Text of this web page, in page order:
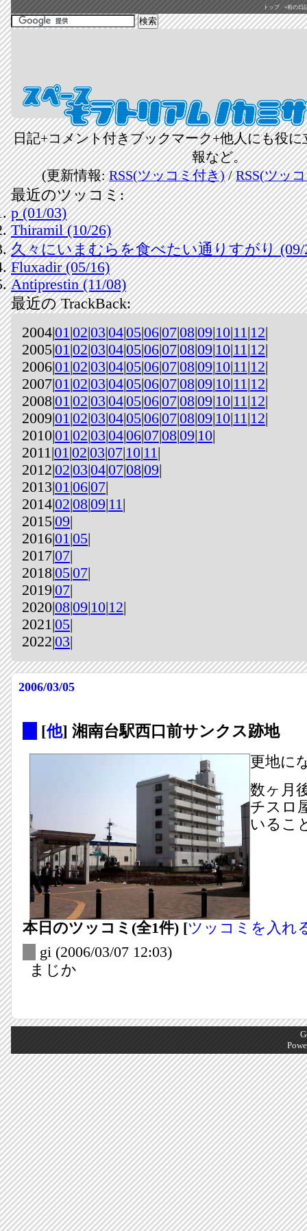
トップ «前の日
日記+コメント付きブックマーク+他人にも役
報など。
(更新情報:RSS(ツッコミ付き)/RSS(ツッ
最近のツッコミ:
p (01/03)
Thiramil (10/26)
久々にいまむらを食べたい通りすがり (09/
Fluxadir (05/16)
Antiprestin (11/08)
最近の TrackBack:
2004|01|02|03|04|05|06|07|08|09|10|11|12|
2005|01|02|03|04|05|06|07|08|09|10|11|12|
2006|01|02|03|04|05|06|07|08|09|10|11|12|
2007|01|02|03|04|05|06|07|08|09|10|11|12|
2008|01|02|03|04|05|06|07|08|09|10|11|12|
2009|01|02|03|04|05|06|07|08|09|10|11|12|
2010|01|02|03|04|06|07|08|09|10|
2011|01|02|03|07|10|11|
2012|02|03|04|07|08|09|
2013|01|06|07|
2014|02|08|09|11|
2015|09|
2016|01|05|
2017|07|
2018|05|07|
2019|07|
2020|08|09|10|12|
2021|05|
2022|03|
2006/03/05
[他] 湘南台駅西口前サンクス跡地
更地に
数ヶ月
チスロ
いるこ
本日のツッコミ(全1件) [ツッコミを入れ
gi (2006/03/07 12:03)
まじか